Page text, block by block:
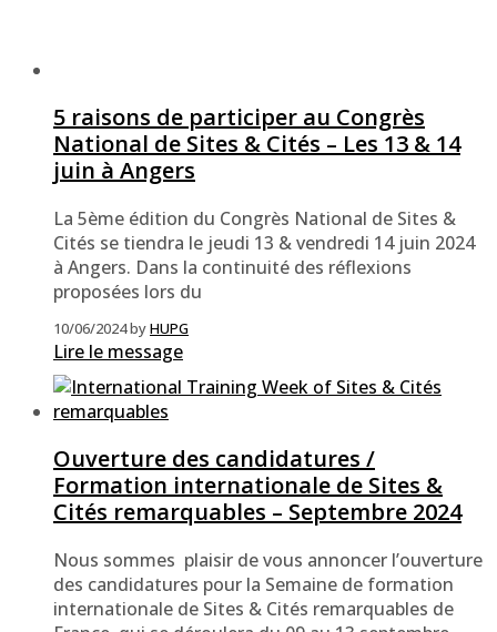
5 raisons de participer au Congrès
National de Sites & Cités – Les 13 & 14
juin à Angers
La 5ème édition du Congrès National de Sites &
Cités se tiendra le jeudi 13 & vendredi 14 juin 2024
à Angers. Dans la continuité des réflexions
proposées lors du
10/06/2024byHUPG
Lire le message
Ouverture des candidatures /
Formation internationale de Sites &
Cités remarquables – Septembre 2024
Nous sommes plaisir de vous annoncer l’ouverture
des candidatures pour la Semaine de formation
internationale de Sites & Cités remarquables de